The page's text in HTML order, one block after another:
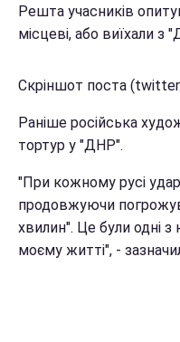
Решта учасників
місцеві, або виїхали з
Скріншот поста
Раніше російська
тортур у "ДНР".
"При кожному русі
продовжуючи
хвилин". Це були одні
моєму житті", -